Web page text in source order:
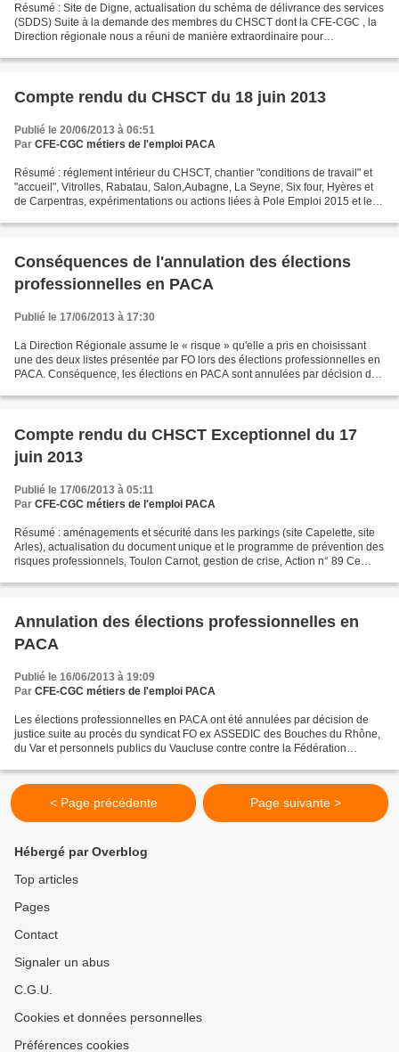
Résumé : Site de Digne, actualisation du schéma de délivrance des services
(SDDS) Suite à la demande des membres du CHSCT dont la CFE-CGC , la
Direction régionale nous a réuni de manière extraordinaire pour
Compte rendu du CHSCT du 18 juin 2013
Publié le 20/06/2013 à 06:51
Par CFE-CGC métiers de l'emploi PACA
Résumé : réglement intérieur du CHSCT, chantier "conditions de travail" et
"accueil", Vitrolles, Rabatau, Salon,Aubagne, La Seyne, Six four, Hyères et
de Carpentras, expérimentations ou actions liées à Pole Emploi 2015 et leur
Conséquences de l'annulation des élections
professionnelles en PACA
Publié le 17/06/2013 à 17:30
La Direction Régionale assume le « risque » qu'elle a pris en choisissant
une des deux listes présentée par FO lors des élections professionnelles en
PACA. Conséquence, les élections en PACA sont annulées par décision de
Compte rendu du CHSCT Exceptionnel du 17
juin 2013
Publié le 17/06/2013 à 05:11
Par CFE-CGC métiers de l'emploi PACA
Résumé : aménagements et sécurité dans les parkings (site Capelette, site
Arles), actualisation du document unique et le programme de prévention des
risques professionnels, Toulon Carnot, gestion de crise, Action n° 89 Ce
Annulation des élections professionnelles en
PACA
Publié le 16/06/2013 à 19:09
Par CFE-CGC métiers de l'emploi PACA
Les élections professionnelles en PACA ont été annulées par décision de
justice suite au procès du syndicat FO ex ASSEDIC des Bouches du Rhône,
du Var et personnels publics du Vaucluse contre contre la Fédération
< Page précédente Page suivante >
Hébergé par Overblog
Top articles
Pages
Contact
Signaler un abus
C.G.U.
Cookies et données personnelles
Préférences cookies